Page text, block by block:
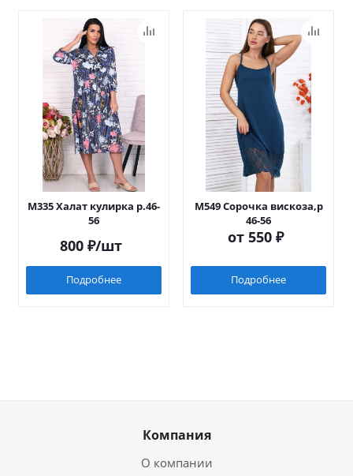
М335 Халат кулирка р.46-
56
800 ₽/шт
Подробнее
М549 Сорочка вискоза,р
46-56
от 550 ₽
Подробнее
Компания
О компании